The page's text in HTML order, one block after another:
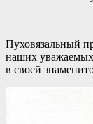
Пуховязальный
наших
в своей